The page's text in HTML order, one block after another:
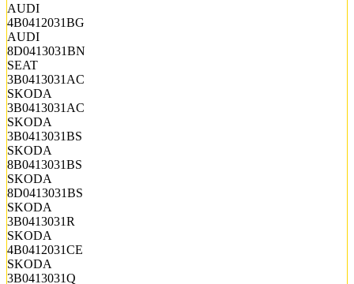
AUDI
4B0412031BG
AUDI
8D0413031BN
SEAT
3B0413031AC
SKODA
3B0413031AC
SKODA
3B0413031BS
SKODA
8B0413031BS
SKODA
8D0413031BS
SKODA
3B0413031R
SKODA
4B0412031CE
SKODA
3B0413031Q